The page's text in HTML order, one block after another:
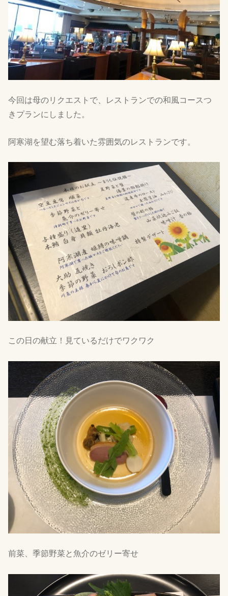
今回は母のリクエストで、レストランでの和風コースつ
きプランにしました。
阿寒湖を望む落ち着いた雰囲気のレストランです。
この日の献立！見ているだけでワクワク
前菜、季節野菜と魚介のゼリー寄せ